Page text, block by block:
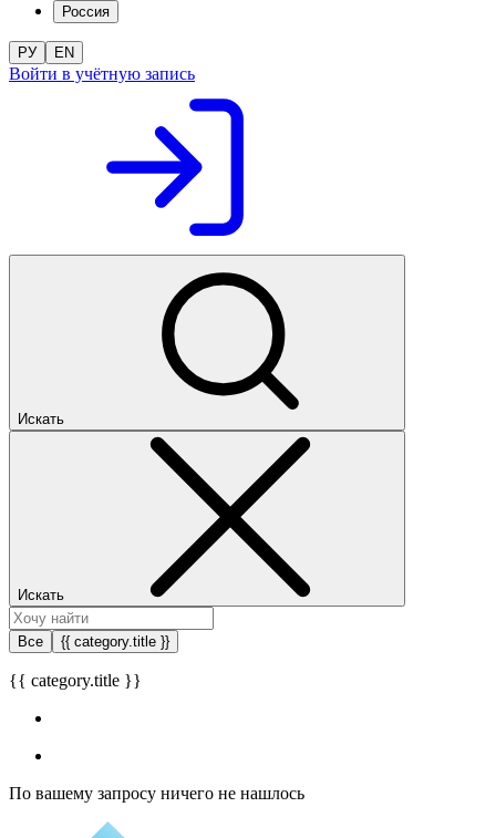
Россия
РУ EN
Войти в учётную запись
Искать
Искать
Все {{ category.title }}
{{ category.title }}
По вашему запросу ничего не нашлось